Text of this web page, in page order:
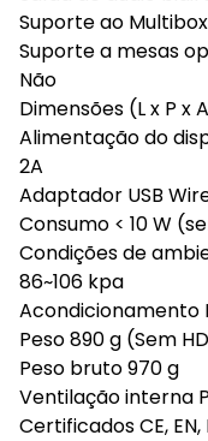
Suporte ao
Suporte a mesas
Não
Dimensões (L x P x
Alimentação do
2A
Adaptador USB
Consumo < 10 W
Condições de
86~106 kpa
Acondicionamento
Peso 890 g (Sem
Peso bruto 970 g
Ventilação interna
Certificados CE, EN,